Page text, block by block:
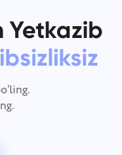
Yetkazib